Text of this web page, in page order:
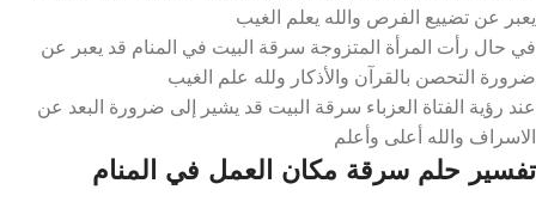
يعبر عن تضييع الفرص والله يعلم الغيب
في حال رأت المرأة المتزوجة سرقة البيت في المنام قد يعبر عن
ضرورة التحصن بالقرآن والأذكار ولله علم الغيب
عند رؤية الفتاة العزباء سرقة البيت قد يشير إلى ضرورة البعد عن
الاسراف والله أعلى وأعلم
تفسير حلم سرقة مكان العمل في المنام